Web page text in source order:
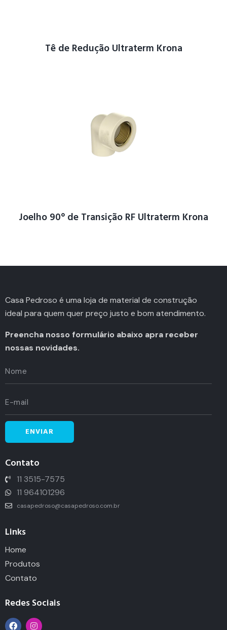
Tê de Redução Ultraterm Krona
Joelho 90° de Transição RF Ultraterm Krona
Casa Pedroso é uma loja de material de construção
ideal para quem quer preço justo e bom atendimento.
Preencha nosso formulário abaixo apra receber
nossas novidades.
Contato
11 3515-7575
11 964101296
casapedroso@casapedroso.com.br
Links
Home
Produtos
Contato
Redes Sociais